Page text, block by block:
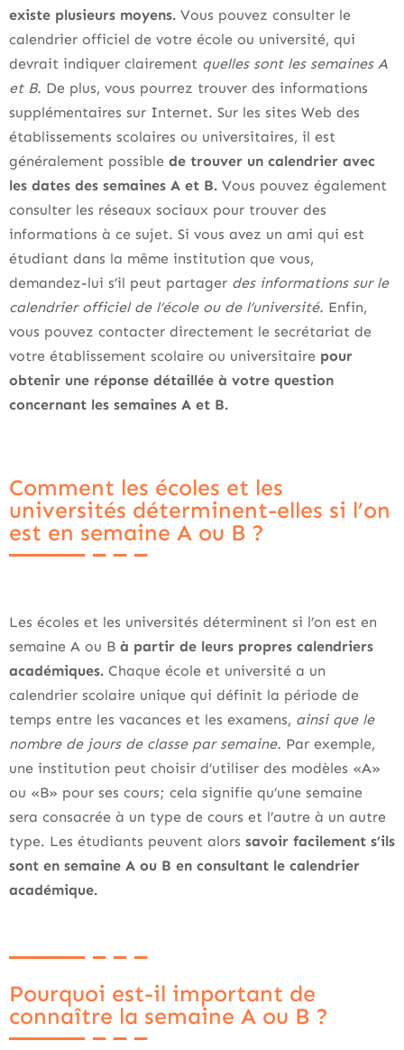
existe plusieurs moyens. Vous pouvez consulter le
calendrier officiel de votre école ou université, qui
devrait indiquer clairement quelles sont les semaines A
et B. De plus, vous pourrez trouver des informations
supplémentaires sur Internet. Sur les sites Web des
établissements scolaires ou universitaires, il est
généralement possible de trouver un calendrier avec
les dates des semaines A et B. Vous pouvez également
consulter les réseaux sociaux pour trouver des
informations à ce sujet. Si vous avez un ami qui est
étudiant dans la même institution que vous,
demandez-lui s’il peut partager des informations sur le
calendrier officiel de l’école ou de l’université. Enfin,
vous pouvez contacter directement le secrétariat de
votre établissement scolaire ou universitaire pour
obtenir une réponse détaillée à votre question
concernant les semaines A et B.
Comment les écoles et les
universités déterminent-elles si l’on
est en semaine A ou B ?
Les écoles et les universités déterminent si l’on est en
semaine A ou B à partir de leurs propres calendriers
académiques. Chaque école et université a un
calendrier scolaire unique qui définit la période de
temps entre les vacances et les examens, ainsi que le
nombre de jours de classe par semaine. Par exemple,
une institution peut choisir d’utiliser des modèles «A»
ou «B» pour ses cours; cela signifie qu’une semaine
sera consacrée à un type de cours et l’autre à un autre
type. Les étudiants peuvent alors savoir facilement s’ils
sont en semaine A ou B en consultant le calendrier
académique.
Pourquoi est-il important de
connaître la semaine A ou B ?